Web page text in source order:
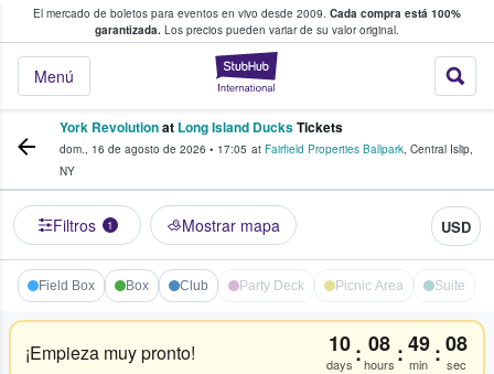
El mercado de boletos para eventos en vivo desde 2009. Cada compra está 100%
garantizada. Los precios pueden variar de su valor original.
StubHub: donde
Menú
fans compran y venden boletos
York Revolutionat Long Island DucksTickets
dom., 16 de agosto de 2026 • 17:05 at Fairfield Properties Ballpark, Central Islip,
NY
Filtros 1 Mostrar mapa USD
Field Box Box Club Party Deck Picnic Area Suite
¡Empieza muy pronto! 10
days : 08
hours :49
min :08
sec